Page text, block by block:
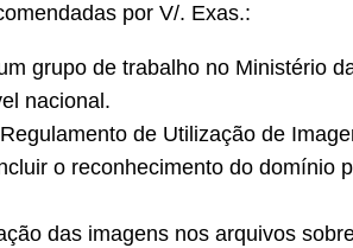
por V/. Exas.:
grupo de trabalho no Ministério
nacional.
de Utilização de
o reconhecimento do domínio
das imagens nos arquivos